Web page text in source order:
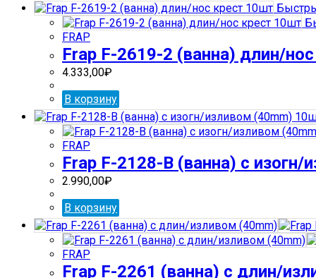
FRAP
Frap F-2619-2 (ванна) длин/
4.333,00₽
В корзину
FRAP
Frap F-2128-В (ванна) с
2.990,00₽
В корзину
FRAP
Frap F-2261 (ванна) с длин/